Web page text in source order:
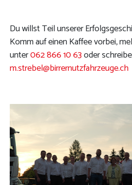
Du willst Teil unserer
Komm auf einen Kaffee vorbei,
unter062 866 10 63oder
m.strebel@birrernutzfahrzeuge.ch